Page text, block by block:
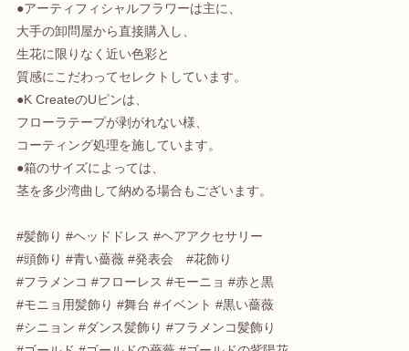
●アーティフィシャルフラワーは主に、
大手の卸問屋から直接購入し、
生花に限りなく近い色彩と
質感にこだわってセレクトしています。
●K CreateのUピンは、
フローラテープが剥がれない様、
コーティング処理を施しています。
●箱のサイズによっては、
茎を多少湾曲して納める場合もございます。
#髪飾り #ヘッドドレス #ヘアアクセサリー
#頭飾り #青い薔薇 #発表会 #花飾り
#フラメンコ #フローレス #モーニョ #赤と黒
#モニョ用髪飾り #舞台 #イベント #黒い薔薇
#シニョン #ダンス髪飾り #フラメンコ髪飾り